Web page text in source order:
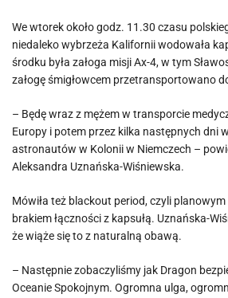
We wtorek około godz. 11.30 czasu
niedaleko wybrzeża Kalifornii wodowała
środku była załoga misji Ax-4, w tym
załogę śmigłowcem przetransportowano
– Będę wraz z mężem w transporcie
Europy i potem przez kilka następnych dni
astronautów w Kolonii w Niemczech –
Aleksandra Uznańska-Wiśniewska.
Mówiła też blackout period, czyli
brakiem łączności z kapsułą. Uznańska-
że wiąże się to z naturalną obawą.
– Następnie zobaczyliśmy jak Dragon
Oceanie Spokojnym. Ogromna ulga,